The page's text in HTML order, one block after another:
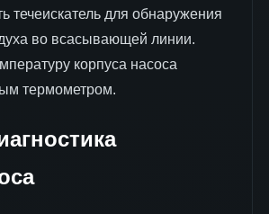
течеискатель для обнаружения
во всасывающей линии.
корпуса насоса
термометром.